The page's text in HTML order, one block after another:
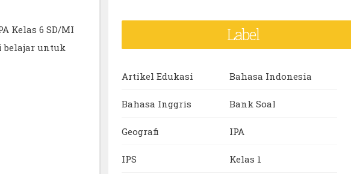
Kelas 6 SD/MI
belajar untuk
Label
Artikel Edukasi Bahasa Indonesia
Bahasa Inggris Bank Soal
Geografi IPA
IPS Kelas 1